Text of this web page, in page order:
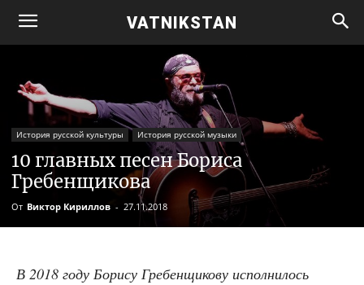
VATNIKSTAN
История русской культуры История русской музыки
10 главных песен Бориса
Гребенщикова
От Виктор Кириллов - 27.11.2018
В 2018 году Бори­су Гре­бен­щи­ко­ву испол­ни­лось